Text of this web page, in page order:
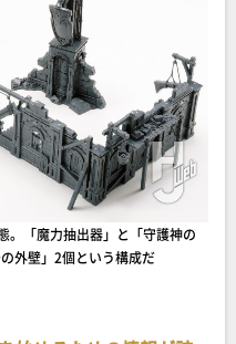
。「魔力抽出器」と「守護神の
外壁」2個という構成だ